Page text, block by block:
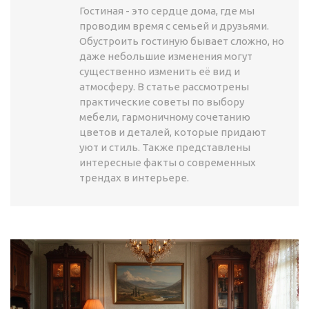
Гостиная - это сердце дома, где мы
проводим время с семьей и друзьями.
Обустроить гостиную бывает сложно, но
даже небольшие изменения могут
существенно изменить её вид и
атмосферу. В статье рассмотрены
практические советы по выбору
мебели, гармоничному сочетанию
цветов и деталей, которые придают
уют и стиль. Также представлены
интересные факты о современных
трендах в интерьере.